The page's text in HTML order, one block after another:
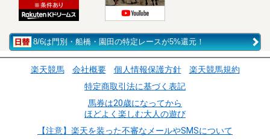
8/6は門別・船橋・園田の特定レースが5%還元！
楽天競馬 会社概要 個人情報保護方針
楽天競馬規約
特定商取引法に基づく表記
馬券は20歳になってから
ほどよく楽しむ大人の遊び
【注意】楽天を装った不審なメールやSMSについて